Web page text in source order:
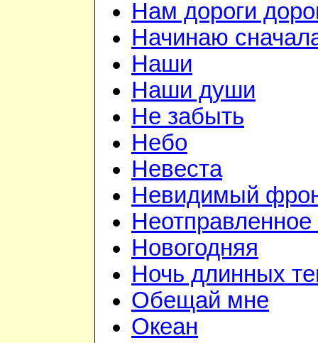
Нам дороги
Начинаю
Наши
Наши души
Не забыть
Небо
Невеста
Невидимый
Новогодняя
Ночь длинных
Обещай мне
Океан